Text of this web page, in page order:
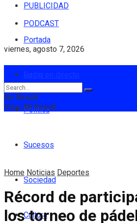
PUBLICIDAD
PODCAST
viernes, agosto 7, 2026
Portada
Política
Sucesos
Sociedad
Cultura
No Result
View All Result
Home Noticias Deportes
Récord de
los torneo de